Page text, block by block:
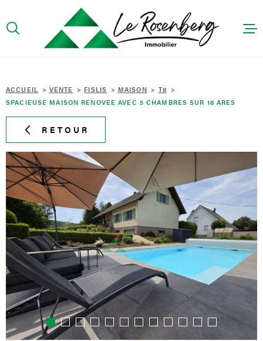
lamenu
contenu
CONTACT
ACCUEIL VENTE FISLIS MAISON
T8
SPACIEUSE MAISON RENOVEE AVEC 5 CHAMBRES SUR 18 ARES
RETOUR